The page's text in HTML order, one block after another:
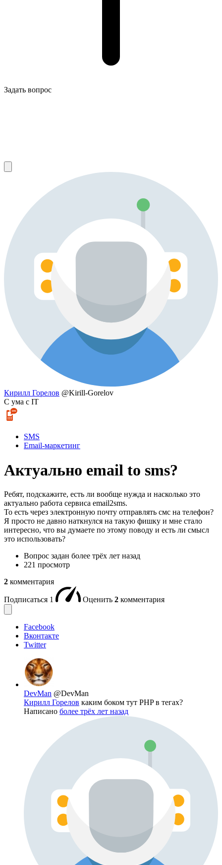
Задать вопрос
Кирилл Горелов @Kirill-Gorelov
С ума с IT
SMS
Email-маркетинг
Актуально email to sms?
Ребят, подскажите, есть ли вообще нужда и насколько это
актуально работа сервиса email2sms.
То есть через электронную почту отправлять смс на телефон?
Я просто не давно наткнулся на такую фишку и мне стало
интересно, что вы думаете по этому поводу и есть ли смысл
это использовать?
Вопрос задан более трёх лет назад
221 просмотр
2 комментария
Подписаться 1 Оценить 2 комментария
Facebook
Вконтакте
Twitter
DevMan @DevMan
Кирилл Горелов каким боком тут PHP в тегах?
Написано более трёх лет назад